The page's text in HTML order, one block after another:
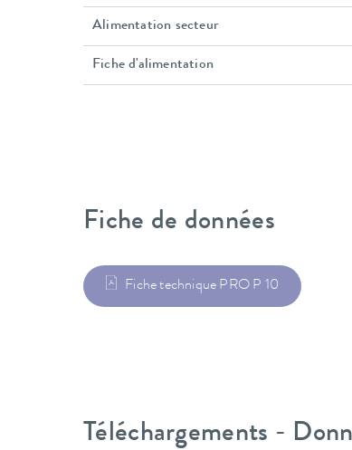
Alimentation secteur
Fiche d'alimentation
Fiche de données
Fiche technique PRO P 10
Téléchargements -